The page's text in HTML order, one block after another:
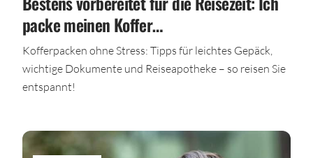
packe meinen Koffer…
Kofferpacken ohne Stress: Tipps für leichtes Gepäck,
wichtige Dokumente und Reiseapotheke – so reisen Sie
entspannt!